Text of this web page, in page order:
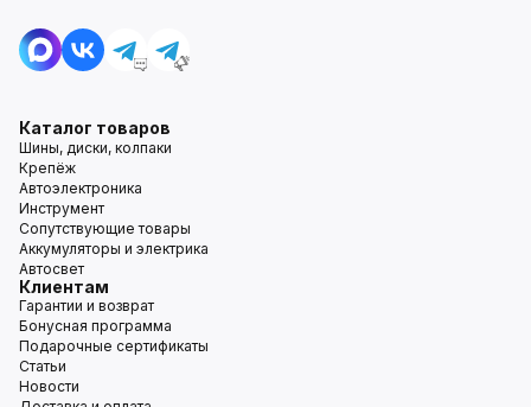
Каталог товаров
Шины, диски, колпаки
Крепёж
Автоэлектроника
Инструмент
Сопутствующие товары
Аккумуляторы и электрика
Автосвет
Клиентам
Гарантии и возврат
Бонусная программа
Подарочные сертификаты
Статьи
Новости